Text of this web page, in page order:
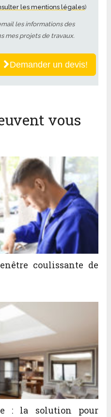
les mentions légales)
les informations des
mes projets de travaux.
Demander un devis!
vous
coulissante de
: la solution pour